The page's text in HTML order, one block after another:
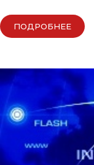
ПОДРОБНЕЕ